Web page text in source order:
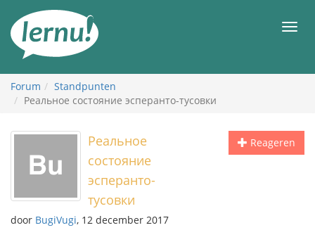
inhoud
Forum
Standpunten
Реальное состояние эсперанто-тусовки
Reageren
Реальное
состояние
эсперанто-
тусовки
door BugiVugi, 12 december 2017